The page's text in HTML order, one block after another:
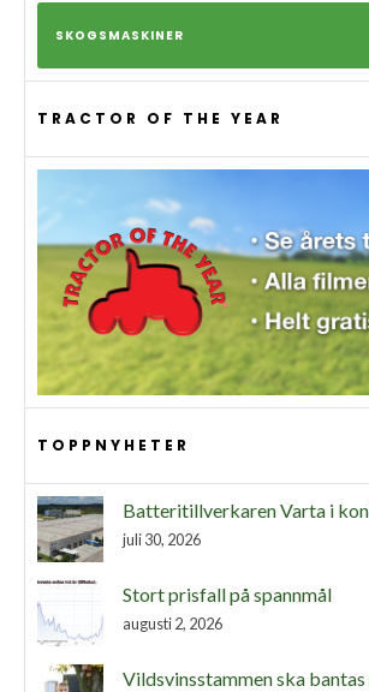
SKOGSMASKINER
TRACTOR OF THE YEAR
TOPPNYHETER
Batteritillverkaren Varta i
juli 30, 2026
Stort prisfall på spannmål
augusti 2, 2026
Vildsvinsstammen ska